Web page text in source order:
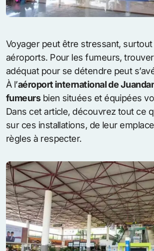
Voyager peut être stressant, surtout dans les
aéroports. Pour les fumeurs,
adéquat pour se détendre peut
À l’aéroport international de
fumeursbien situées et équipées
Dans cet article, découvrez tout ce
sur ces installations, de leur
règles à respecter.